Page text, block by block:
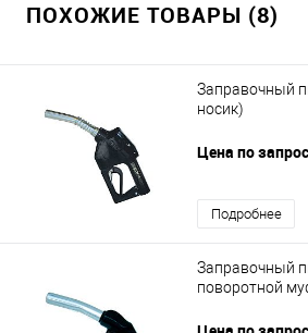
ПОХОЖИЕ ТОВАРЫ (8)
Заправочный
носик)
Цена по
Подробнее
Заправочный
поворотной